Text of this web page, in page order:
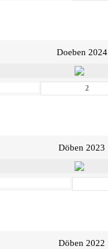
Doeben 2024
Döben 2023
Döben 2022